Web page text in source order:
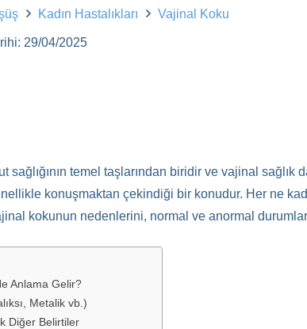
Kadın Hastalıkları Vajinal Koku
29/04/2025
sağlığının temel taşlarından biridir ve vajinal
konuşmaktan çekindiği bir konudur. Her ne
kokunun nedenlerini, normal ve anormal
Anlama Gelir?
Metalik vb.)
Diğer Belirtiler